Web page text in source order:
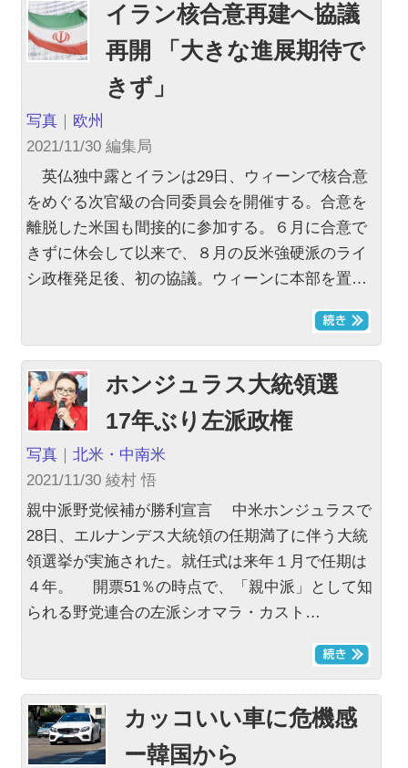
イラン核合意再建へ協議
再開 「大きな進展期待で
きず」
写真 ｜ 欧州
2021/11/30 編集局
英仏独中露とイランは29日、ウィーンで核合意
をめぐる次官級の合同委員会を開催する。合意を
離脱した米国も間接的に参加する。６月に合意で
きずに休会して以来で、８月の反米強硬派のライ
シ政権発足後、初の協議。ウィーンに本部を置…
ホンジュラス大統領選
17年ぶり左派政権
写真 ｜北米・中南米
2021/11/30 綾村 悟
親中派野党候補が勝利宣言 中米ホンジュラスで
28日、エルナンデス大統領の任期満了に伴う大統
領選挙が実施された。就任式は来年１月で任期は
４年。 開票51％の時点で、「親中派」として知
られる野党連合の左派シオマラ・カスト…
カッコいい車に危機感
ー韓国から